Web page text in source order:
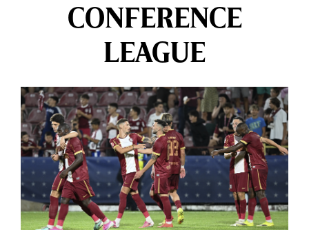
CONFERENCE
LEAGUE